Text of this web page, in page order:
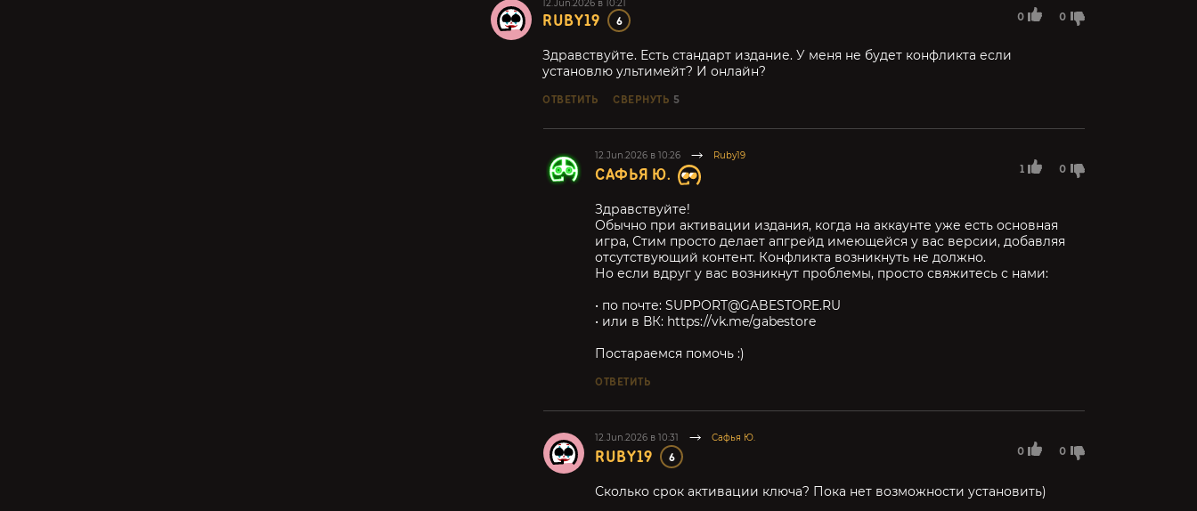
12.Jun.2026 в 10:21
RUBY19 6 0 0
Здравствуйте. Есть стандарт издание. У меня не будет конфликта если
установлю ультимейт? И онлайн?
ОТВЕТИТЬ СВЕРНУТЬ 5
12.Jun.2026 в 10:26 Ruby19
САФЬЯ Ю. 1 0
Здравствуйте!
Обычно при активации издания, когда на аккаунте уже есть основная
игра, Стим просто делает апгрейд имеющейся у вас версии, добавляя
отсутствующий контент. Конфликта возникнуть не должно.
Но если вдруг у вас возникнут проблемы, просто свяжитесь с нами:
• по почте: SUPPORT@GABESTORE.RU
• или в ВК: https://vk.me/gabestore
Постараемся помочь :)
ОТВЕТИТЬ
12.Jun.2026 в 10:31 Сафья Ю.
RUBY19 6 0 0
Сколько срок активации ключа? Пока нет возможности установить)